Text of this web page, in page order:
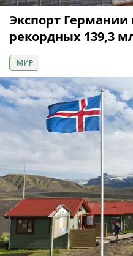
Экспорт Германии
рекордных 139,3
МИР